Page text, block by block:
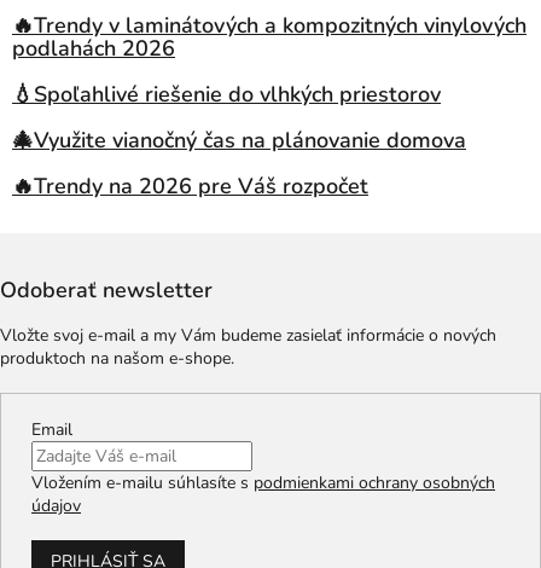
🔥Trendy v laminátových a kompozitných vinylových
podlahách 2026
💧Spoľahlivé riešenie do vlhkých priestorov
🎄Využite vianočný čas na plánovanie domova
🔥Trendy na 2026 pre Váš rozpočet
Odoberať newsletter
Vložte svoj e-mail a my Vám budeme zasielať informácie o nových
produktoch na našom e-shope.
Email
Vložením e-mailu súhlasíte s podmienkami ochrany osobných
údajov
PRIHLÁSIŤ SA